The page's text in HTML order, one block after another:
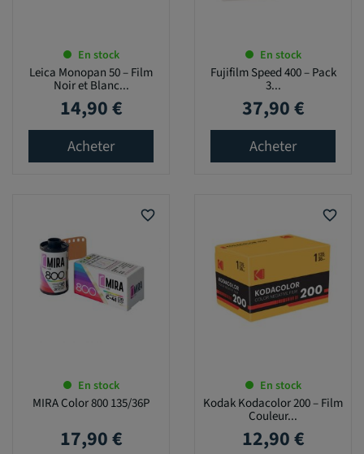
En stock
Leica Monopan 50 – Film
Noir et Blanc...
Prix
14,90 €
Acheter
En stock
Fujifilm Speed 400 – Pack
3...
Prix
37,90 €
Acheter
favorite_border
En stock
MIRA Color 800 135/36P
Prix
17,90 €
favorite_border
En stock
Kodak Kodacolor 200 – Film
Couleur...
Prix
12,90 €